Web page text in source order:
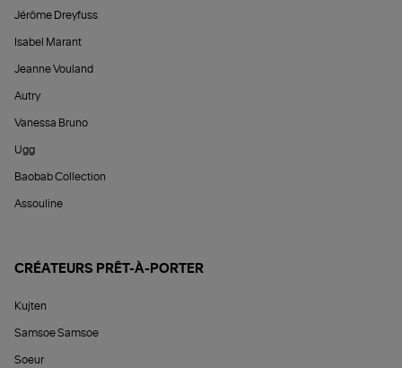
Jérôme Dreyfuss
Isabel Marant
Jeanne Vouland
Autry
Vanessa Bruno
Ugg
Baobab Collection
Assouline
CRÉATEURS PRÊT-À-PORTER
Kujten
Samsoe Samsoe
Soeur